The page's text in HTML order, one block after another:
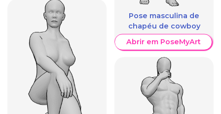
Pose masculina de
chapéu de cowboy
Abrir em PoseMyArt